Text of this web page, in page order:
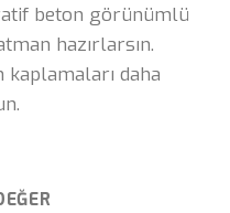
beton görünümlü
hazırlarsın.
daha